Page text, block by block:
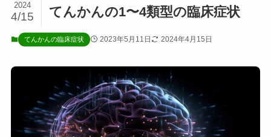
てんかんの1〜4類型の臨床症状
2024
4/15
てんかんの臨床症状 2023年5月11日 2024年4月15日